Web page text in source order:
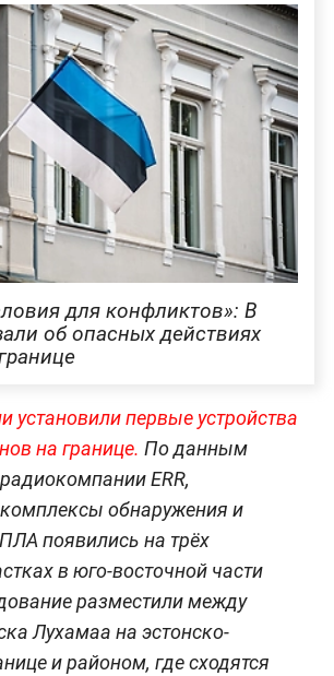
для конфликтов»: В
об опасных действиях
установили первые устройства
на границе. По данным
ERR,
обнаружения и
появились на трёх
в юго-восточной части
разместили между
Лухамаа на эстонско-
и районом, где сходятся